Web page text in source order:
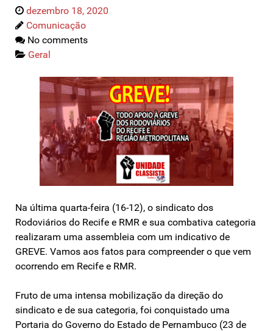
dezembro 18, 2020
Comunicação
No comments
Geral
Na última quarta-feira (16-12), o sindicato dos
Rodoviários do Recife e RMR e sua combativa categoria
realizaram uma assembleia com um indicativo de
GREVE. Vamos aos fatos para compreender o que vem
ocorrendo em Recife e RMR.
Fruto de uma intensa mobilização da direção do
sindicato e de sua categoria, foi conquistado uma
Portaria do Governo do Estado de Pernambuco (23 de